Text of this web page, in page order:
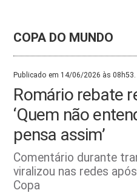
COPA DO MUNDO
Publicado em 14/06/2026 às 08h53.
Romário rebate
‘Quem não
pensa assim’
Comentário durante
viralizou nas redes
Copa